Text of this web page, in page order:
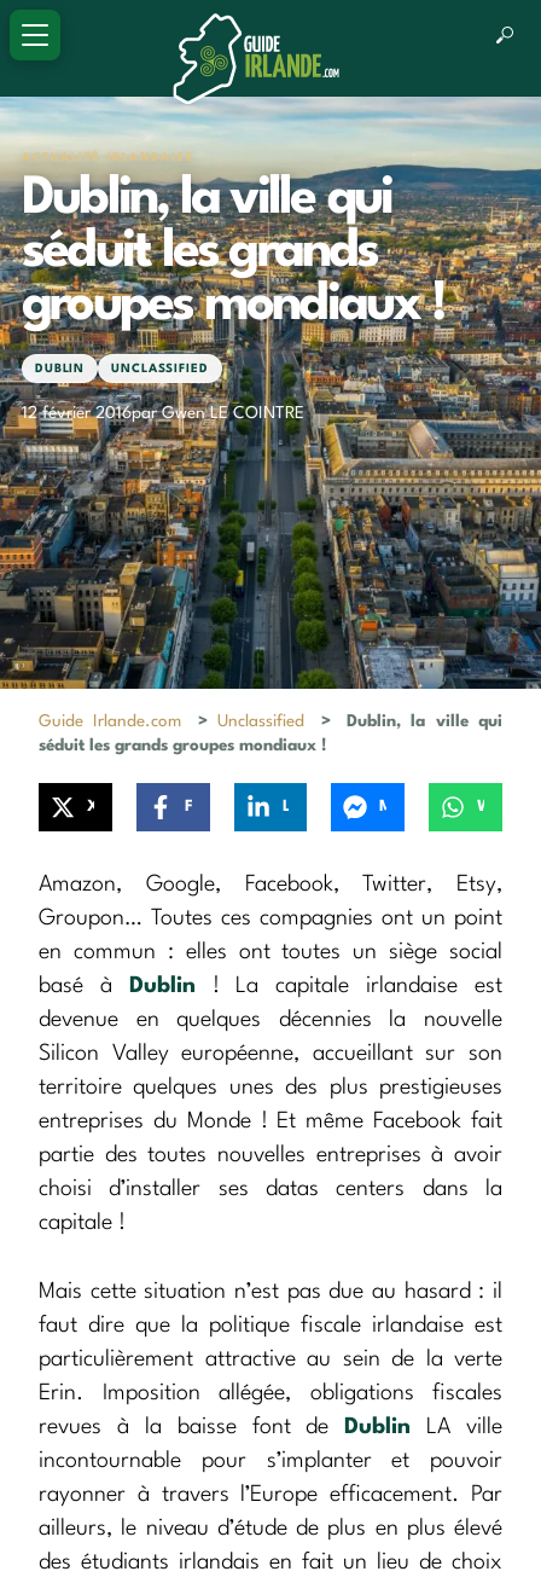
ACTUALITÉ IRLANDAISE
Dublin, la ville qui
séduit les grands
groupes mondiaux !
DUBLIN UNCLASSIFIED
12 février 2016par Gwen LE COINTRE
Guide Irlande.com >Unclassified >
Dublin, la ville qui
séduit les grands groupes mondiaux !
Amazon, Google, Facebook, Twitter, Etsy,
Groupon… Toutes ces compagnies ont un point
en commun : elles ont toutes un siège social
basé à
Dublin ! La capitale irlandaise est
devenue en quelques décennies la nouvelle
Silicon Valley européenne, accueillant sur son
territoire quelques unes des plus prestigieuses
entreprises du Monde ! Et même Facebook fait
partie des toutes nouvelles entreprises à avoir
choisi d’installer ses datas centers dans la
capitale !
Mais cette situation n’est pas due au hasard : il
faut dire que la politique fiscale irlandaise est
particulièrement attractive au sein de la verte
Erin. Imposition allégée, obligations fiscales
revues à la baisse font de
Dublin LA ville
incontournable pour s’implanter et pouvoir
rayonner à travers l’Europe efficacement. Par
ailleurs, le niveau d’étude de plus en plus élevé
des étudiants irlandais en fait un lieu de choix